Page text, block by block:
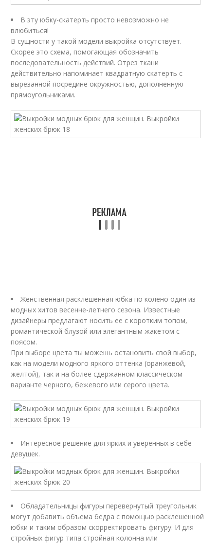
В эту юбку-скатерть просто невозможно не
влюбиться!
В сущности у такой модели выкройка отсутствует.
Скорее это схема, помогающая обозначить
последовательность действий. Отрез ткани
действительно напоминает квадратную скатерть с
вырезанной посредине окружностью, дополненную
прямоугольниками.
Женственная расклешенная юбка по колено один из
модных хитов весенне-летнего сезона. Известные
дизайнеры предлагают носить ее с коротким топом,
романтической блузой или элегантным жакетом с
поясом.
При выборе цвета ты можешь остановить свой выбор,
как на модели модного яркого оттенка (оранжевой,
желтой), так и на более сдержанном классическом
варианте черного, бежевого или серого цвета.
Интересное решение для ярких и уверенных в себе
девушек.
Обладательницы фигуры перевернутый треугольник
могут добавить объема бедра с помощью расклешенной
юбки и таким образом скорректировать фигуру. И для
стройных фигур типа стройная колонна или